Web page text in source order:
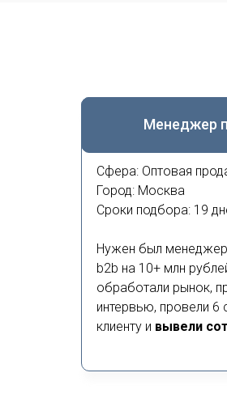
Менеджер
Сфера: Оптовая
Город: Москва
Сроки подбора: 19
Нужен был
b2b на 10+ млн
обработали рынок,
интервью, провели 6
клиенту и вывели